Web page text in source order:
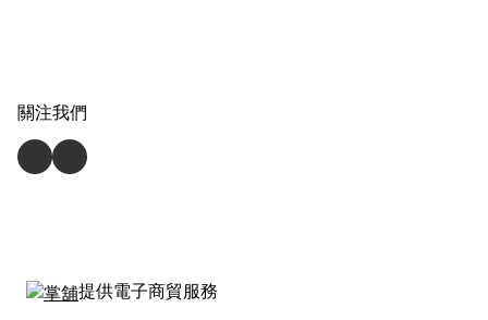
關注我們
提供電子商貿服務